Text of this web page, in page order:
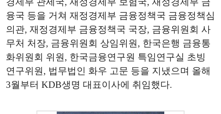
융국 등을 거쳐 재정경제부 금융정책국 금융정책심
의관, 재정경제부 금융정책국 국장, 금융위원회 사
무처 처장, 금융위원회 상임위원, 한국은행 금융통
화위원회 위원, 한국금융연구원 특임연구실 초빙
연구위원, 법무법인 화우 고문 등을 지냈으며 올해
3월부터 KDB생명 대표이사에 취임했다.